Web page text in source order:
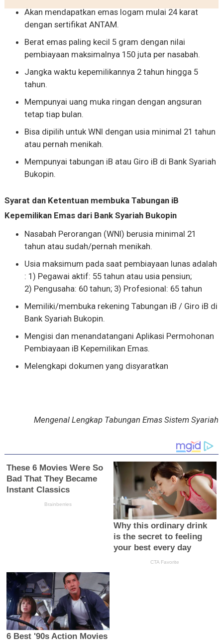
Akan mendapatkan emas logam mulai 24 karat
dengan sertifikat ANTAM.
Berat emas paling kecil 5 gram dengan nilai
pembiayaan maksimalnya 150 juta per nasabah.
Jangka waktu kepemilikannya 2 tahun hingga 5
tahun.
Mempunyai uang muka ringan dengan angsuran
tetap tiap bulan.
Bisa dipilih untuk WNI dengan usia minimal 21 tahun
atau pernah menikah.
Mempunyai tabungan iB atau Giro iB di Bank Syariah
Bukopin.
Syarat dan Ketentuan membuka Tabungan iB
Kepemilikan Emas dari Bank Syariah Bukopin
Nasabah Perorangan (WNI) berusia minimal 21
tahun atau sudah/pernah menikah.
Usia maksimum pada saat pembiayaan lunas adalah
: 1) Pegawai aktif: 55 tahun atau usia pensiun;
2) Pengusaha: 60 tahun; 3) Profesional: 65 tahun
Memiliki/membuka rekening Tabungan iB / Giro iB di
Bank Syariah Bukopin.
Mengisi dan menandatangani Aplikasi Permohonan
Pembiayaan iB Kepemilikan Emas.
Melengkapi dokumen yang disyaratkan
Mengenal Lengkap Tabungan Emas Sistem Syariah